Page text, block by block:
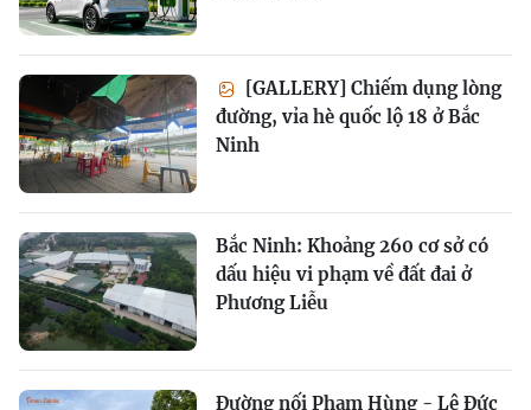
[GALLERY] Chiếm dụng lòng
đường, vỉa hè quốc lộ 18 ở Bắc
Ninh
Bắc Ninh: Khoảng 260 cơ sở có
dấu hiệu vi phạm về đất đai ở
Phương Liễu
Đường nối Phạm Hùng - Lê Đức